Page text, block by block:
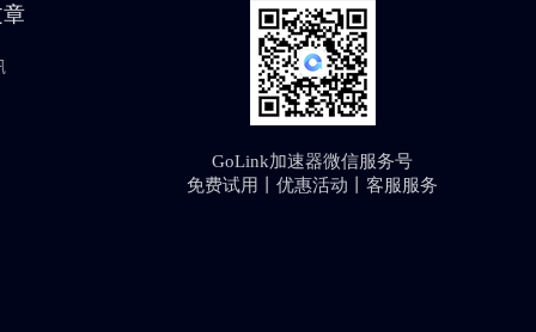
GoLink加速器微信服务号
免费试用丨优惠活动丨客服服务